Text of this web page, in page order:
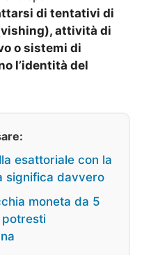
di tentativi di
attività di
o sistemi di
l’identità del
esattoriale con la
significa davvero
moneta da 5